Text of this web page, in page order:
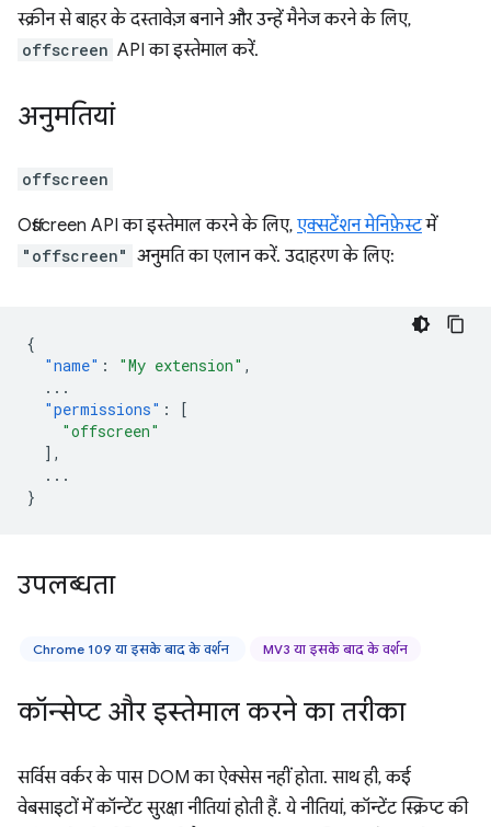
स्क्रीन से बाहर के दस्तावेज़ बनाने और उन्हें मैनेज करने के लिए,
offscreen API का इस्तेमाल करें.
अनुमतियां
offscreen
Offscreen API का इस्तेमाल करने के लिए, एक्सटेंशन मेनिफ़ेस्टमें
"offscreen" अनुमति का एलान करें. उदाहरण के लिए:
{
"name" : "My extension" ,
...
"permissions" :
[
"offscreen"
],
...
}
उपलब्धता
Chrome 109 या इसके बाद के वर्शन MV3 या इसके बाद के वर्शन
कॉन्सेप्ट और इस्तेमाल करने का तरीका
सर्विस वर्कर के पास DOM का ऐक्सेस नहीं होता. साथ ही, कई
वेबसाइटों में कॉन्टेंट सुरक्षा नीतियां होती हैं. ये नीतियां, कॉन्टेंट स्क्रिप्ट की